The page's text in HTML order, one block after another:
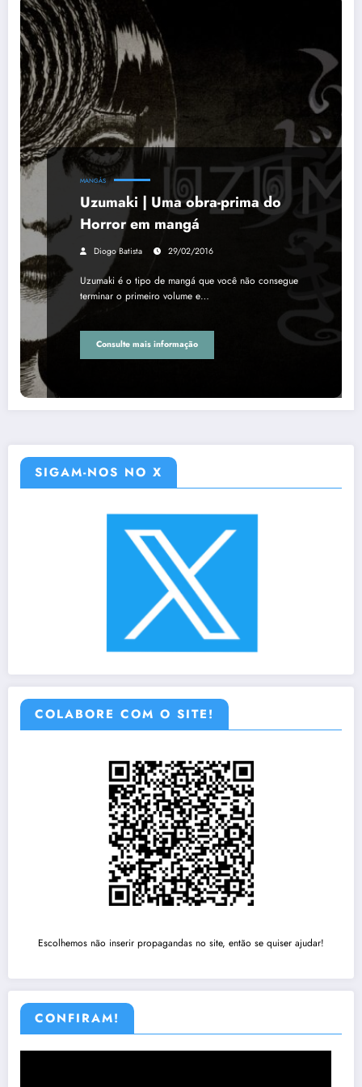
MANGÁS
Uzumaki | Uma obra-prima do
Horror em mangá
Diogo Batista 29/02/2016
Uzumaki é o tipo de mangá que você não consegue
terminar o primeiro volume e…
Consulte mais informação
SIGAM-NOS NO X
COLABORE COM O SITE!
Escolhemos não inserir propagandas no site, então se quiser ajudar!
CONFIRAM!